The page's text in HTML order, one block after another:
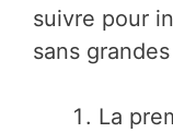
suivre pour
sans
La